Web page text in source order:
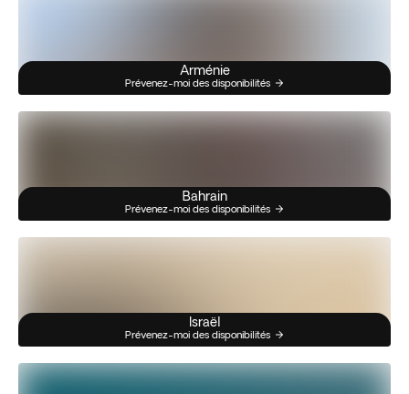
Arménie
Prévenez-moi des disponibilités
Bahrain
Prévenez-moi des disponibilités
Israël
Prévenez-moi des disponibilités